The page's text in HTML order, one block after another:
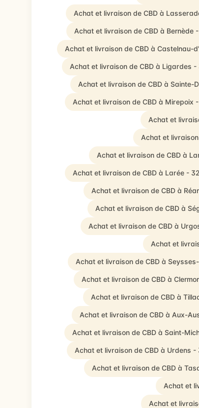
Achat et livraison de CBD à
Achat et livraison de CBD à Bernède
Achat et livraison de CBD à Castelnau-
Achat et livraison de CBD à Ligardes
Achat et livraison de CBD à Sainte-
Achat et livraison de CBD à Mirepoix
Achat et
Achat et
Achat et livraison de CBD à
Achat et livraison de CBD à Larée -
Achat et livraison de CBD à
Achat et livraison de CBD à
Achat et livraison de CBD à
Achat et
Achat et livraison de CBD à
Achat et livraison de CBD à
Achat et livraison de CBD à
Achat et livraison de CBD à Aux-
Achat et livraison de CBD à Saint-
Achat et livraison de CBD à Urdens
Achat et livraison de CBD à
Achat et
Achat et